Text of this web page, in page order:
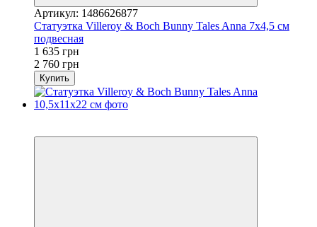
Артикул: 1486626877
Статуэтка Villeroy & Boch Bunny Tales Anna 7х4,5 см
подвесная
1 635 грн
2 760 грн
Купить